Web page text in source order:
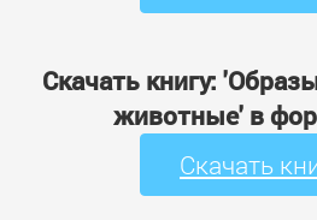
Скачать книгу:
животные' в
Скачать